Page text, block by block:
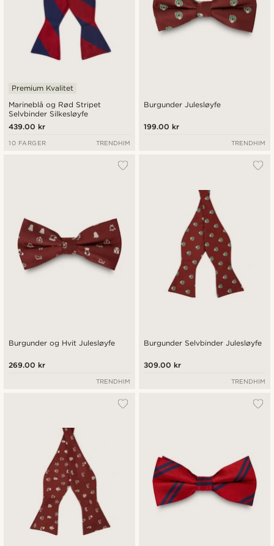
Marineblå og Rød Stripet
Selvbinder Silkesløyfe
Premium Kvalitet
439.00 kr
10 FARGER TRENDHIM
Burgunder Julesløyfe
199.00 kr
TRENDHIM
Burgunder og Hvit Julesløyfe
269.00 kr
TRENDHIM
Burgunder Selvbinder Julesløyfe
309.00 kr
TRENDHIM